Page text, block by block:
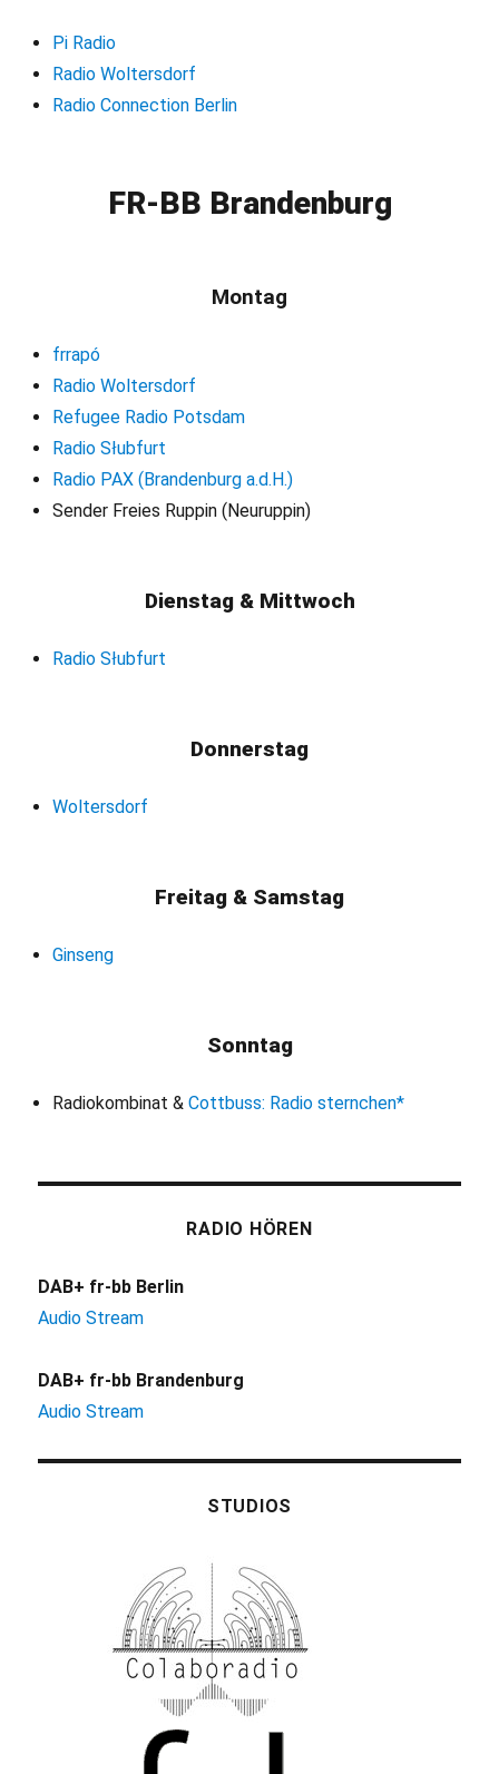
Pi Radio
Radio Woltersdorf
Radio Connection Berlin
FR-BB Brandenburg
Montag
frrapó
Radio Woltersdorf
Refugee Radio Potsdam
Radio Słubfurt
Radio PAX (Brandenburg a.d.H.)
Sender Freies Ruppin (Neuruppin)
Dienstag & Mittwoch
Radio Słubfurt
Donnerstag
Woltersdorf
Freitag & Samstag
Ginseng
Sonntag
Radiokombinat &Cottbuss: Radio sternchen*
RADIO HÖREN
DAB+ fr-bb Berlin
Audio Stream
DAB+ fr-bb Brandenburg
Audio Stream
STUDIOS